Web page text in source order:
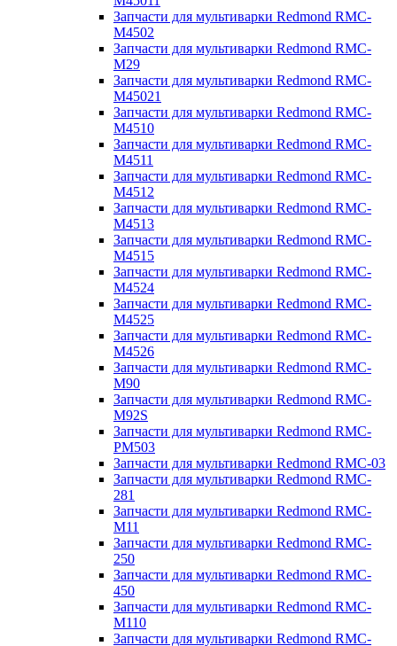
Запчасти для мультиварки Redmond RMC-
M4502
Запчасти для мультиварки Redmond RMC-
M29
Запчасти для мультиварки Redmond RMC-
M45021
Запчасти для мультиварки Redmond RMC-
M4510
Запчасти для мультиварки Redmond RMC-
M4511
Запчасти для мультиварки Redmond RMC-
M4512
Запчасти для мультиварки Redmond RMC-
M4513
Запчасти для мультиварки Redmond RMC-
M4515
Запчасти для мультиварки Redmond RMC-
M4524
Запчасти для мультиварки Redmond RMC-
M4525
Запчасти для мультиварки Redmond RMC-
M4526
Запчасти для мультиварки Redmond RMC-
M90
Запчасти для мультиварки Redmond RMC-
M92S
Запчасти для мультиварки Redmond RMC-
PM503
Запчасти для мультиварки Redmond RMC-03
Запчасти для мультиварки Redmond RMC-
281
Запчасти для мультиварки Redmond RMC-
M11
Запчасти для мультиварки Redmond RMC-
250
Запчасти для мультиварки Redmond RMC-
450
Запчасти для мультиварки Redmond RMC-
M110
Запчасти для мультиварки Redmond RMC-